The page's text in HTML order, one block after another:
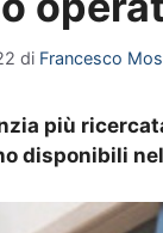
di Francesco
più
disponibili